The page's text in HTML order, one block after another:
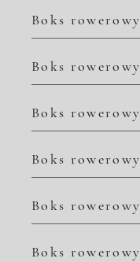
Boks rowerowy
Boks rowerowy
Boks rowerowy
Boks rowerowy
Boks rowerowy
Boks rowerowy